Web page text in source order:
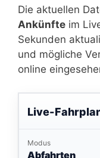
Die aktuellen
Ankünfte im
Sekunden
und mögliche
online
Live-
Modus
Abfahrten